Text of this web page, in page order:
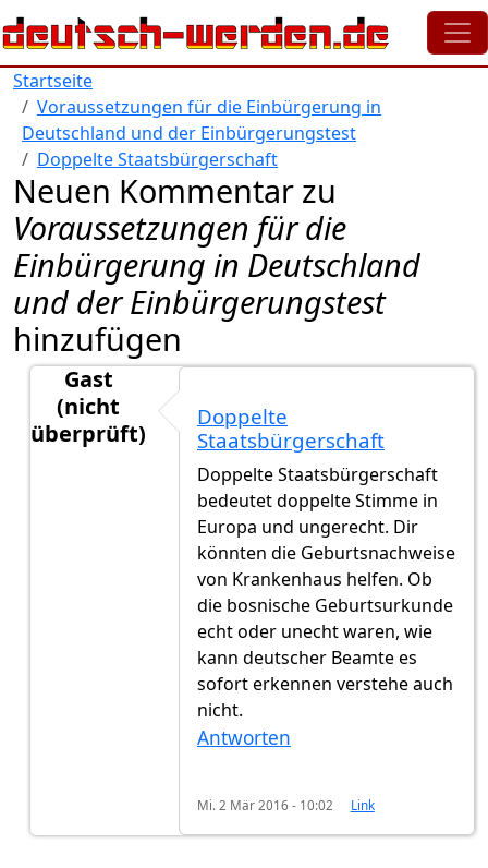
Direkt zum Inhalt
Startseite
Voraussetzungen für die Einbürgerung in
Deutschland und der Einbürgerungstest
Doppelte Staatsbürgerschaft
Neuen Kommentar zu
Voraussetzungen für die
Einbürgerung in Deutschland
und der Einbürgerungstest
hinzufügen
Gast
(nicht
überprüft)
Guten Abend ich hoffe sie
Doppelte
Staatsbürgerschaft
Doppelte Staatsbürgerschaft
bedeutet doppelte Stimme in
Europa und ungerecht. Dir
könnten die Geburtsnachweise
von Krankenhaus helfen. Ob
die bosnische Geburtsurkunde
echt oder unecht waren, wie
kann deutscher Beamte es
sofort erkennen verstehe auch
nicht.
Antworten
Mi. 2 Mär 2016 - 10:02 Link